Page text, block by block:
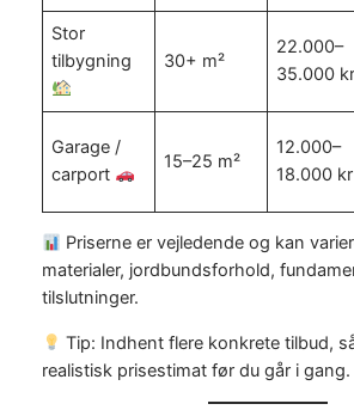
Stor
tilbygning
30+ m²
22.000–
35.000 kr
Garage /
carport
15–25 m²
12.000–
18.000 kr
Priserne er vejledende og kan
materialer, jordbundsforhold,
tilslutninger.
Tip: Indhent flere konkrete tilbud,
realistisk prisestimat før du går i gang.